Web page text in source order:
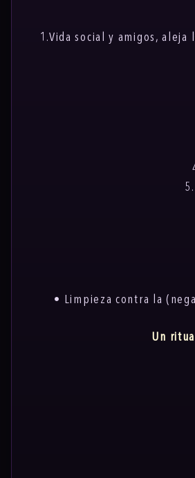
1.Vida social y amigos,
• Limpieza contra la
Un